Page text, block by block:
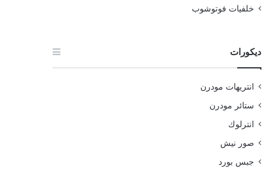
خلفيات فوتوشوب
ديكورات
انتريهات مودرن
ستائر مودرن
انترلوك
صور نيش
جبس بورد